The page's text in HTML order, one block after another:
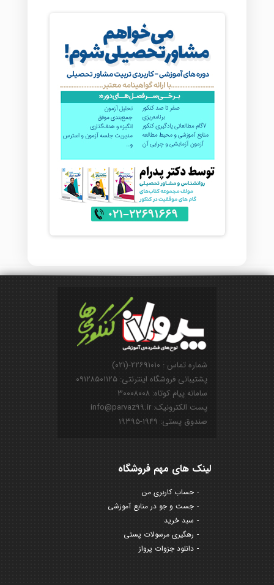
شماره تماس : ۲۲۶۹۱۰۱۰-(۰۲۱)
پشتیبانی فروشگاه اینترنتی: ۰۹۱۲۸۵۰۱۱۲۵
سامانه پیام کوتاه: ۳۰۰۰۸۰۰۸
پست الکترونیک: info@parvaz99.ir
صندوق پستی: ۱۹۴۹-۱۹۳۹۵
لینک های مهم فروشگاه
حساب کاربری من
جست و جو در منابع آموزشی
سبد خرید
رهگیری مرسولات پستی
دانلود جزوات پرواز